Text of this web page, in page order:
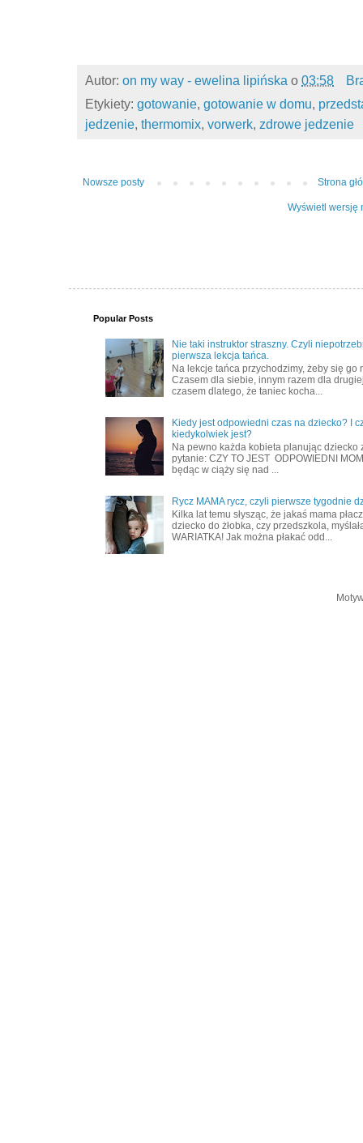
Autor: on my way - ewelina lipińska o 03:58
Etykiety: gotowanie gotowanie w domu
jedzenie thermomix vorwerk zdrowe jedzenie
Nowsze posty Strona
Wyświetl wersję
Popular Posts
Nie taki instruktor straszny. Czyli
pierwsza lekcja tańca.
Na lekcje tańca przychodzimy, żeby się go
Czasem dla siebie, innym razem dla
czasem dlatego, że taniec kocha...
Kiedy jest odpowiedni czas na dziecko? I
kiedykolwiek jest?
Na pewno każda kobieta planując dziecko
pytanie: CZY TO JEST ODPOWIEDNI
będąc w ciąży się nad ...
Rycz MAMA rycz, czyli pierwsze tygodnie
Kilka lat temu słysząc, że jakaś mama
dziecko do żłobka, czy przedszkola,
WARIATKA! Jak można płakać odd...